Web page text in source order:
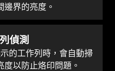
邊界的亮度。
偵測
的工作列時，會自動掃
以防止烙印問題。